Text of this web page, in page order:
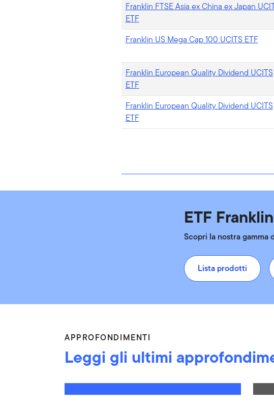
Franklin FTSE Asia ex China ex Japan
ETF
Franklin US Mega Cap 100 UCITS ETF
Franklin European Quality Dividend UCITS
ETF
Franklin European Quality Dividend UCITS
ETF
ETF
Scopri la nostra gamma
Lista prodotti
APPROFONDIMENTI
Leggi gli ultimi